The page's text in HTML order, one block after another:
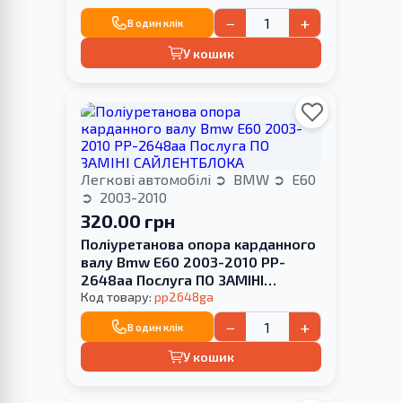
В один клік − +
У кошик
Легкові автомобілі BMW
E60
2003-2010
320.00 грн
Поліуретанова опора карданного
валу Bmw E60 2003-2010 PP-
2648aa Послуга ПО ЗАМІНІ
САЙЛЕНТБЛОКА
Код товару: pp2648ga
В один клік − +
У кошик